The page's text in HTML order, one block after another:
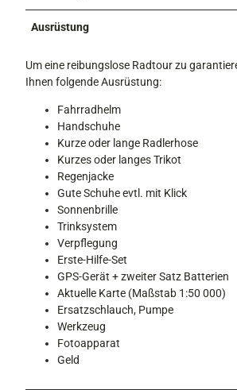
Ausrüstung
Um eine reibungslose Radtour zu
Ihnen folgende Ausrüstung:
Fahrradhelm
Handschuhe
Kurze oder lange Radlerhose
Kurzes oder langes Trikot
Regenjacke
Gute Schuhe evtl. mit Klick
Sonnenbrille
Trinksystem
Verpflegung
Erste-Hilfe-Set
GPS-Gerät + zweiter Satz Batterien
Aktuelle Karte (Maßstab 1:50 000)
Ersatzschlauch, Pumpe
Werkzeug
Fotoapparat
Geld